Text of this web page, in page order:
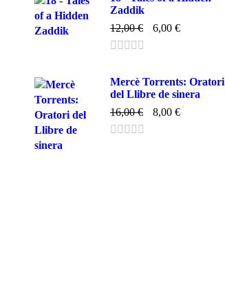
Zaddik
12,00€ 6,00 €
Mercè Torrents: Oratori
del Llibre de sinera
16,00€ 8,00 €